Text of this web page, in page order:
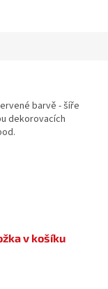
barvě - šíře
dekorovacích
v košíku